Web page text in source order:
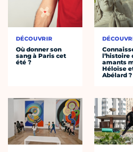
DÉCOUVRIR
Où donner son
sang à Paris cet
été ?
l’histoire
amants
Héloïse
Abélard ?